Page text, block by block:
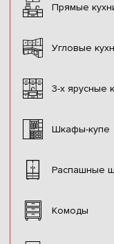
Прямые
Угловые
3-х ярусные
Шкафы-купе
Распашные
Комоды